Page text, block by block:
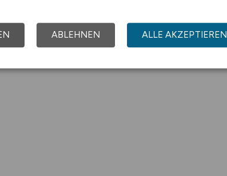
ABLEHNEN ALLE AKZEPTIEREN